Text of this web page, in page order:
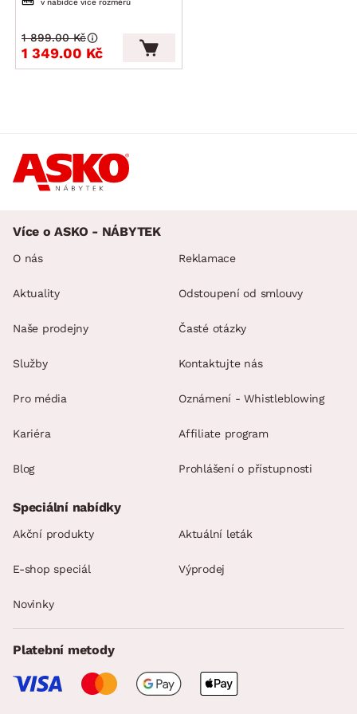
v nabídce více rozměrů
1 349.00 Kč
1 899.00 Kč
Více o ASKO - NÁBYTEK
O nás
Aktuality
Naše prodejny
Služby
Pro média
Kariéra
Blog
Reklamace
Odstoupení od smlouvy
Časté otázky
Kontaktujte nás
Oznámení - Whistleblowing
Affiliate program
Prohlášení o přístupnosti
Speciální nabídky
Akční produkty Aktuální leták
E-shop speciál Výprodej
Novinky
Platební metody